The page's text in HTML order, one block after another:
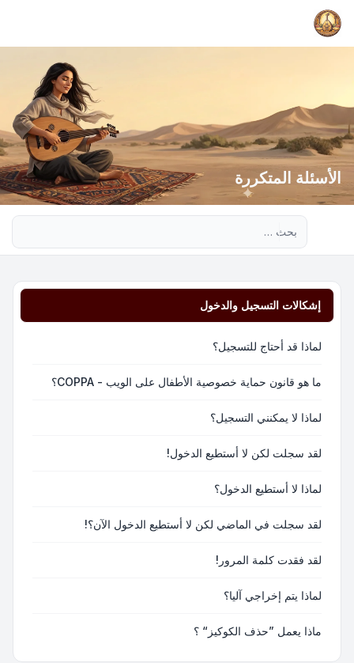
الأسئلة المتكررة
إشكالات التسجيل والدخول
لماذا قد أحتاج للتسجيل؟
ما هو قانون حماية خصوصية الأطفال على الويب - COPPA؟
لماذا لا يمكنني التسجيل؟
لقد سجلت لكن لا أستطيع الدخول!
لماذا لا أستطيع الدخول؟
لقد سجلت في الماضي لكن لا أستطيع الدخول الآن؟!
لقد فقدت كلمة المرور!
لماذا يتم إخراجي آليا؟
ماذا يعمل ”حذف الكوكيز“ ؟